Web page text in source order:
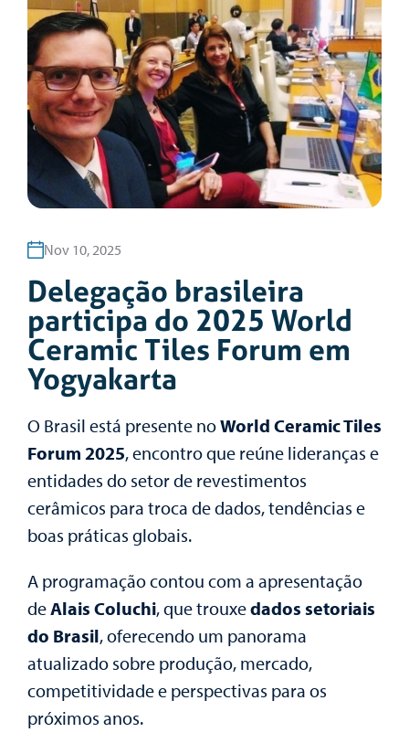
Nov 10, 2025
Delegação brasileira
participa do 2025 World
Ceramic Tiles Forum em
Yogyakarta
O Brasil está presente noWorld Ceramic Tiles
Forum 2025, encontro que reúne lideranças e
entidades do setor de revestimentos
cerâmicos para troca de dados, tendências e
boas práticas globais.
A programação contou com a apresentação
deAlais Coluchi, que trouxedados setoriais
do Brasil, oferecendo um panorama
atualizado sobre produção, mercado,
competitividade e perspectivas para os
próximos anos.